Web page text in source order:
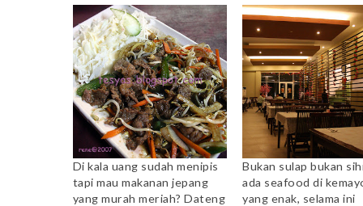
Di kala uang sudah menipis
tapi mau makanan jepang
yang murah meriah? Dateng
Kemayoran
Bukan sulap bukan
ada seafood di
yang enak, selama ini